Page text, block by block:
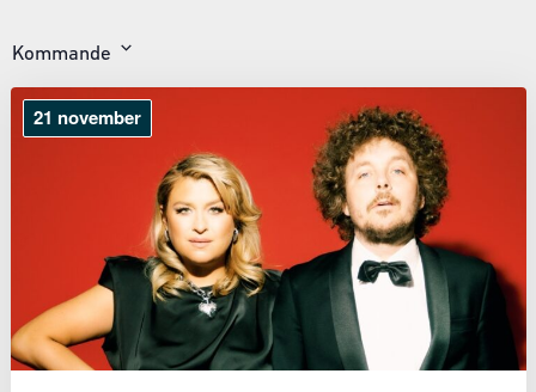
Kommande
datum
21 november